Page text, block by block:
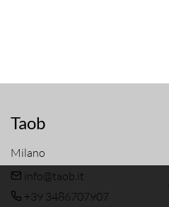
Taob
Milano
info@taob.it
+39 3486707907